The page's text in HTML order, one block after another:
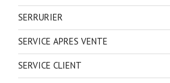
SERRURIER
SERVICE APRES VENTE
SERVICE CLIENT